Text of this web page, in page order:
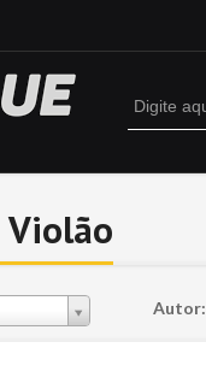
Autor: